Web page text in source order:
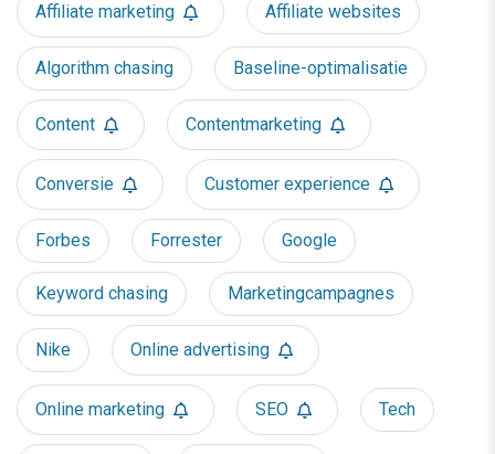
Affiliate marketing Affiliate websites
Algorithm chasing Baseline-optimalisatie
Content Contentmarketing
Conversie Customer experience
Forbes Forrester Google
Keyword chasing Marketingcampagnes
Nike Online advertising
Online marketing SEO Tech